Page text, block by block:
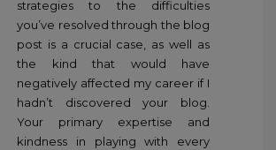
strategies to the difficulties
you’ve resolved through the blog
post is a crucial case, as well as
the kind that would have
negatively affected my career if I
hadn’t discovered your blog.
Your primary expertise and
kindness in playing with every